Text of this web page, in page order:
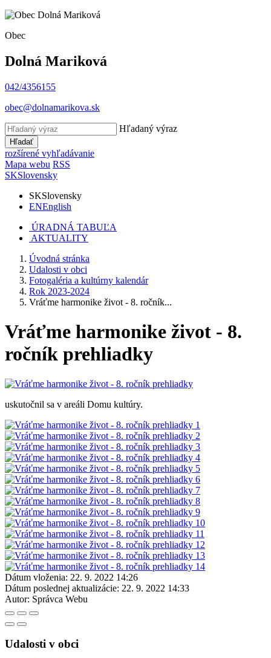
Obec
Dolná Mariková
042/4356155
obec@dolnamarikova.sk
Hľadaný výraz
Hľadať
rozšírené vyhľadávanie
Mapa webu RSS
SKSlovensky
SKSlovensky
ENEnglish
ÚRADNÁ TABUĽA
AKTUALITY
Úvodná stránka
Udalosti v obci
Fotogaléria a kultúrny kalendár
Rok 2023-2024
Vráťme harmonike život - 8. ročník...
Vráťme harmonike život - 8.
ročník prehliadky
uskutočnil sa v areáli Domu kultúry.
Dátum vloženia: 22. 9. 2022 14:26
Dátum poslednej aktualizácie: 22. 9. 2022 14:33
Autor: Správca Webu
Udalosti v obci